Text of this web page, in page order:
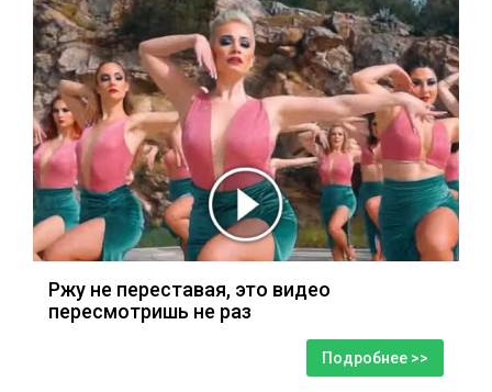
Ржу не переставая, это видео
пересмотришь не раз
Подробнее >>